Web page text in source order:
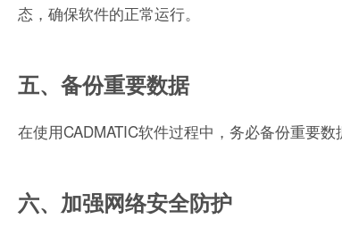
态，确保软件的正常运行。
五、备份重要数据
在使用CADMATIC软件过程中，务必备份重要
六、加强网络安全防护